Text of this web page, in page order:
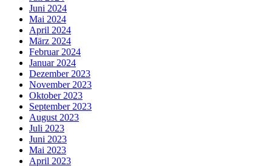
Juni 2024
Mai 2024
April 2024
März 2024
Februar 2024
Januar 2024
Dezember 2023
November 2023
Oktober 2023
September 2023
August 2023
Juli 2023
Juni 2023
Mai 2023
April 2023